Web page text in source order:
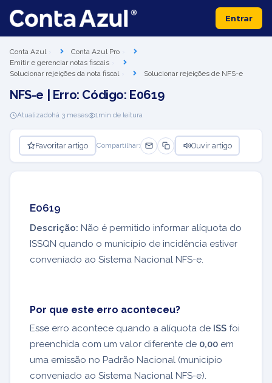
Entrar
Conta Azul
Conta Azul Pro
Emitir e gerenciar notas fiscais
Solucionar rejeições da nota fiscal
Solucionar rejeições de NFS-e
NFS-e | Erro: Código: E0619
Atualizadohá 3 meses 1min de leitura
Favoritar artigo Compartilhar: Ouvir artigo
E0619
Descrição: Não é permitido informar alíquota do
ISSQN quando o município de incidência estiver
conveniado ao Sistema Nacional NFS-e.
Por que este erro aconteceu?
Esse erro acontece quando a alíquota de ISS foi
preenchida com um valor diferente de 0,00 em
uma emissão no Padrão Nacional (município
conveniado ao Sistema Nacional NFS-e).